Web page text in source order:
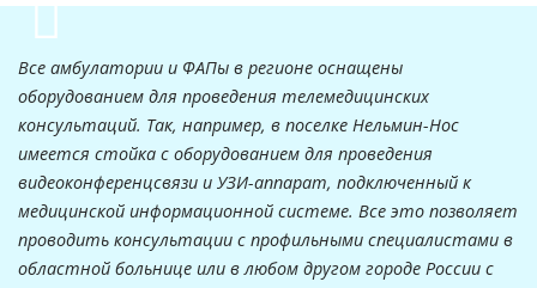
Все амбулатории и ФАПы в регионе оснащены
оборудованием для проведения телемедицинских
консультаций. Так, например, в поселке Нельмин-Нос
имеется стойка с оборудованием для проведения
видеоконференцсвязи и УЗИ-аппарат, подключенный к
медицинской информационной системе. Все это позволяет
проводить консультации с профильными специалистами в
областной больнице или в любом другом городе России с